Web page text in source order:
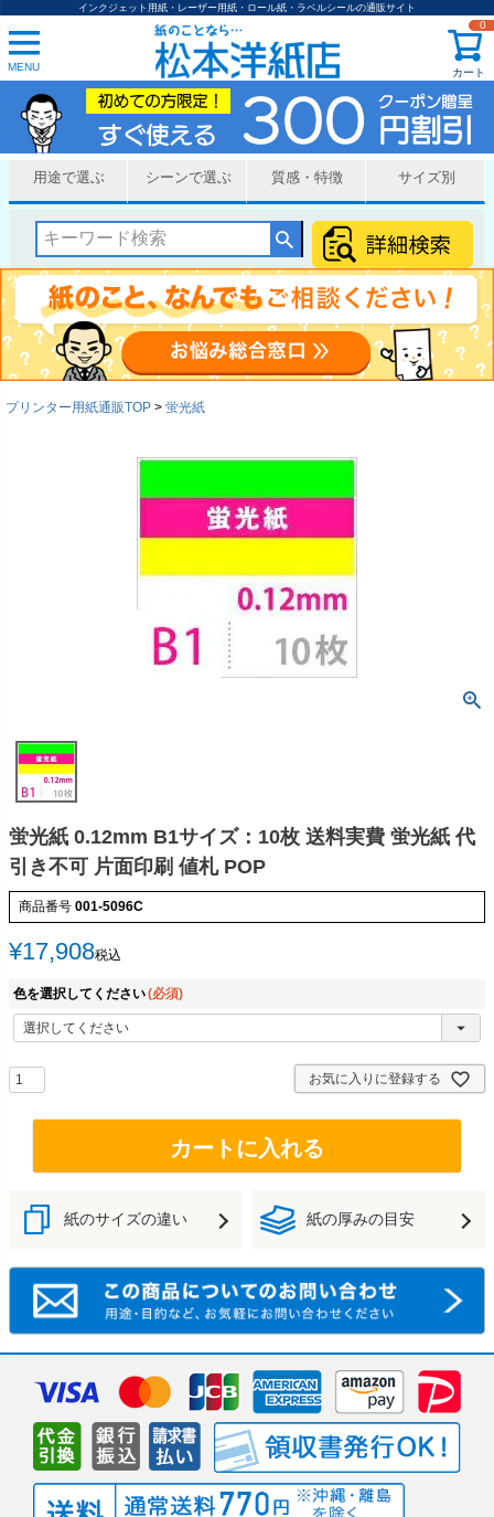
インクジェット用紙・レーザー用紙・ロール紙・ラベルシールの通販サイト
MENU カート
0
用途で選ぶ シーンで選ぶ 質感・特徴 サイズ別
プリンター用紙通販TOP 蛍光紙
蛍光紙 0.12mm B1サイズ：10枚 送料実費 蛍光紙 代
引き不可 片面印刷 値札 POP
商品番号 001-5096C
¥17,908税込
色を選択してください(必須)
お気に入りに登録する
カートに入れる
紙のサイズの違い 紙の厚みの目安